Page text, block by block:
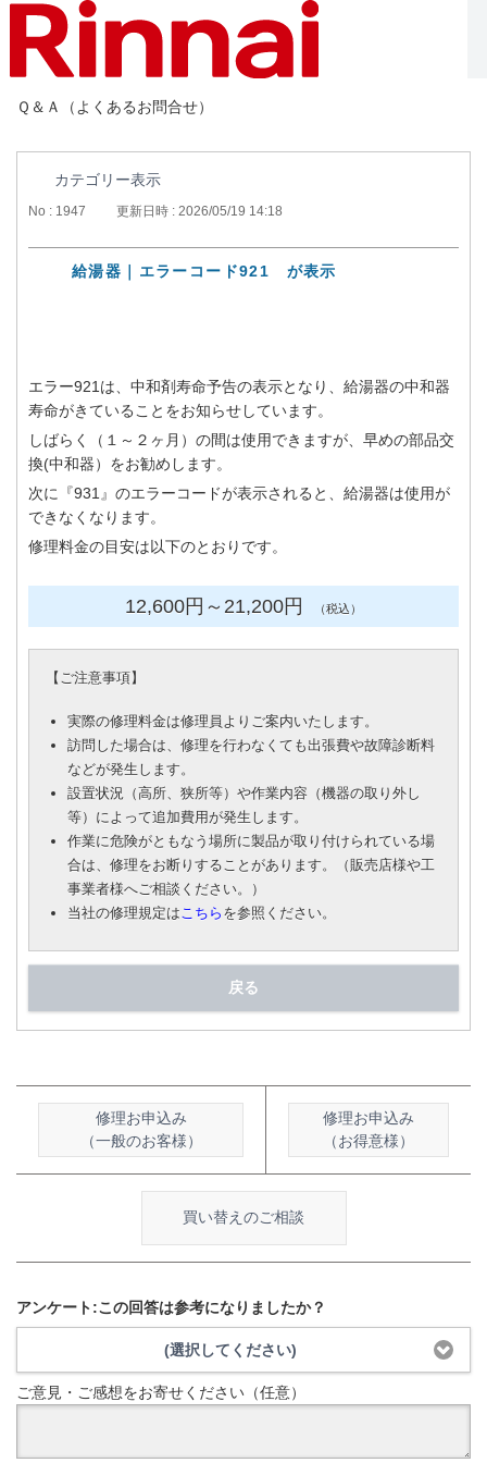
Ｑ＆Ａ（よくあるお問合せ）
カテゴリー表示
No : 1947 更新日時 : 2026/05/19 14:18
給湯器｜エラーコード921 が表示
エラー921は、中和剤寿命予告の表示となり、給湯器の中和器
寿命がきていることをお知らせしています。
しばらく（１～２ヶ月）の間は使用できますが、早めの部品交
換(中和器）をお勧めします。
次に『931』のエラーコードが表示されると、給湯器は使用が
できなくなります。
修理料金の目安は以下のとおりです。
12,600円 ～21,200円 （税込）
【 ご注意事項】
実際の修理料金は修理員よりご案内いたします。
訪問した場合は、修理を行わなくても出張費や故障診断料
などが発生します。
設置状況（高所、狭所等）や作業内容（機器の取り外し
等）によって追加費用が発生します。
作業に危険がともなう場所に製品が取り付けられている場
合は、修理をお断りすることがあります。（販売店様や工
事業者様へご相談ください。）
当社の修理規定はこちら を参照ください。
戻る
修理お申込み
（一般のお客様）
修理お申込み
（お得意様）
買い替えのご相談
アンケート:この回答は参考になりましたか？
(選択してください)
ご意見・ご感想をお寄せください（任意）